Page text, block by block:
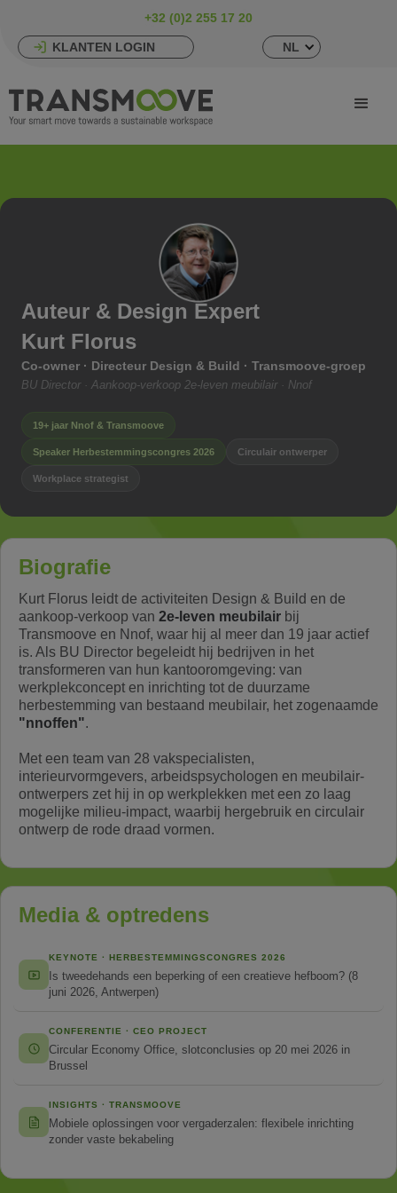
+32 (0)2 255 17 20
KLANTEN LOGIN NL
Auteur & Design Expert
Kurt Florus
Co-owner · Directeur Design & Build · Transmoove-groep
BU Director · Aankoop-verkoop 2e-leven meubilair · Nnof
19+ jaar Nnof & Transmoove
Speaker Herbestemmingscongres 2026 Circulair ontwerper
Workplace strategist
Biografie
Kurt Florus leidt de activiteiten Design & Build en de
aankoop-verkoop van 2e-leven meubilair bij
Transmoove en Nnof, waar hij al meer dan 19 jaar actief
is. Als BU Director begeleidt hij bedrijven in het
transformeren van hun kantooromgeving: van
werkplekconcept en inrichting tot de duurzame
herbestemming van bestaand meubilair, het zogenaamde
"nnoffen".
Met een team van 28 vakspecialisten,
interieurvormgevers, arbeidspsychologen en meubilair-
ontwerpers zet hij in op werkplekken met een zo laag
mogelijke milieu-impact, waarbij hergebruik en circulair
ontwerp de rode draad vormen.
Media & optredens
KEYNOTE · HERBESTEMMINGSCONGRES 2026
Is tweedehands een beperking of een creatieve hefboom? (8
juni 2026, Antwerpen)
CONFERENTIE · CEO PROJECT
Circular Economy Office, slotconclusies op 20 mei 2026 in
Brussel
INSIGHTS · TRANSMOOVE
Mobiele oplossingen voor vergaderzalen: flexibele inrichting
zonder vaste bekabeling